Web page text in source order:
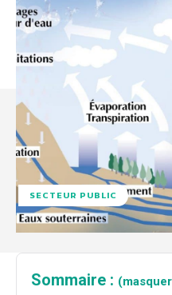
SECTEUR PUBLIC
Sommaire :